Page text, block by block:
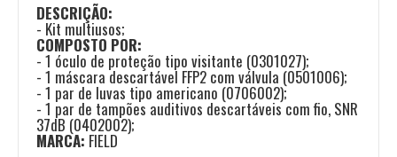
DESCRIÇÃO:
- Kit multiusos;
COMPOSTO POR:
- 1 óculo de proteção tipo visitante (0301027);
- 1 máscara descartável FFP2 com válvula (0501006);
- 1 par de luvas tipo americano (0706002);
- 1 par de tampões auditivos descartáveis com fio, SNR
37dB (0402002);
MARCA: FIELD